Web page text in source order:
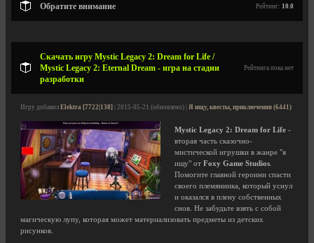
Обратите внимание Рейтинг: 10.0
Скачать игру Mystic Legacy 2: Dream for Life /
Mystic Legacy 2: Eternal Dream - игра на стадии
разработки
Рейтинга пока нет
Игру добавил Elektra [7722|138] | 2015-05-21 (обновлено) | Я ищу, квесты, приключения (6441)
Mystic Legacy 2: Dream for Life -
вторая часть сказочно-
мистической игрушки в жанре "я
ищу" от Foxy Game Studios
Помогите главной героини спасти
своего племянника, который уснул
и оказался в плену собственных
снов. Не забудьте взять с собой
магическую лупу, которая может материализовать предметы из детских
рисунков.